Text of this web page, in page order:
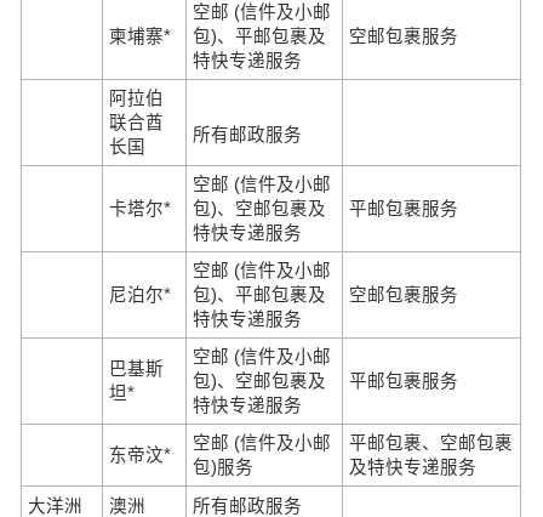
柬埔寨*
空邮 (信件及小邮
包)、平邮包裹及
特快专递服务
空邮包裹服务
阿拉伯
联合酋
长国
所有邮政服务
卡塔尔*
空邮 (信件及小邮
包)、空邮包裹及
特快专递服务
平邮包裹服务
尼泊尔*
空邮 (信件及小邮
包)、平邮包裹及
特快专递服务
空邮包裹服务
巴基斯
坦*
空邮 (信件及小邮
包)、空邮包裹及
特快专递服务
平邮包裹服务
东帝汶*
空邮 (信件及小邮
包)服务
平邮包裹、空邮包裹
及特快专递服务
大洋洲
澳洲 所有邮政服务